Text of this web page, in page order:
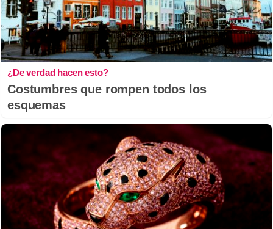
¿De verdad hacen esto?
Costumbres que rompen todos los
esquemas